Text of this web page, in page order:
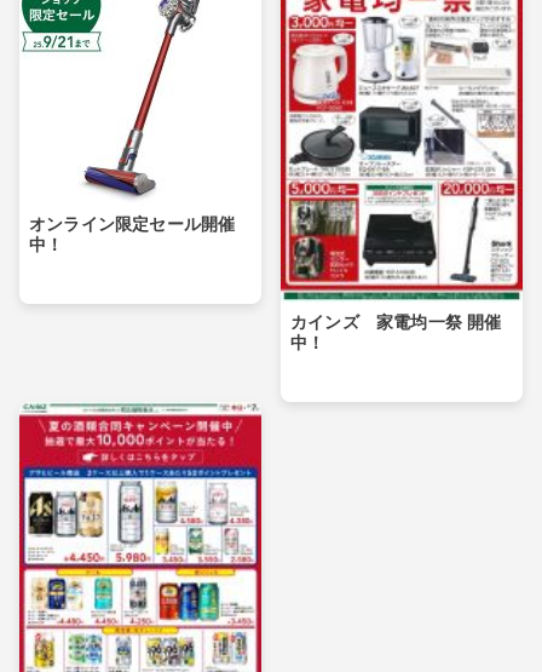
オンライン限定セール開催
中！
カインズ 家電均一祭 開催
中！